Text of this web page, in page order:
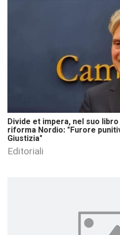
Divide et impera, nel suo
riforma Nordio: "Furore
Giustizia"
Editoriali